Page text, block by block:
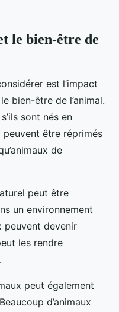
le bien-être de
est l’impact
bien-être de l’animal.
sont nés en
être réprimés
de
peut être
un environnement
peuvent devenir
les rendre
peut également
d’animaux